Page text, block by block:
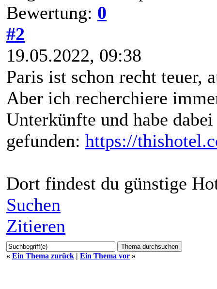
Bewertung: 0
#2
19.05.2022, 09:38
Paris ist schon recht teuer,
Aber ich recherchiere
Unterkünfte und habe
gefunden: https://
Dort findest du günstige
Suchen
Zitieren
« Ein Thema zurück | Ein Thema vor »